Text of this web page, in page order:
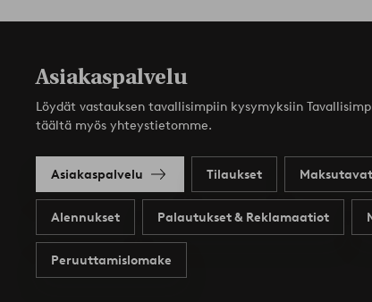
Asiakaspalvelu
Löydät vastauksen tavallisimpiin kysymyksiin
täältä myös yhteystietomme.
Asiakaspalvelu Tilaukset Maksutavat
Alennukset Palautukset & Reklamaatiot
Peruuttamislomake